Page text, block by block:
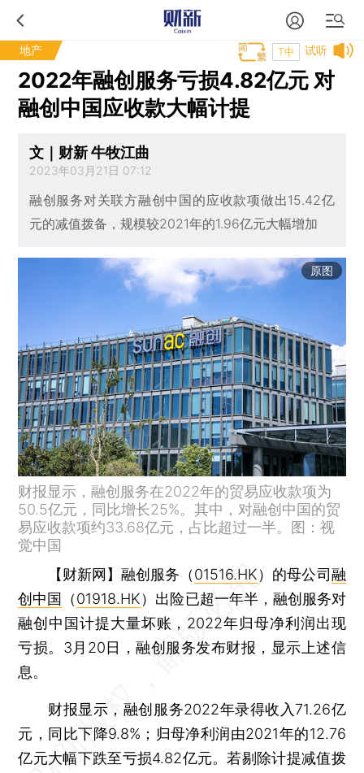
地产 试听
T中
2022年融创服务亏损4.82亿元 对
融创中国应收款大幅计提
文｜财新 牛牧江曲
2023年03月21日 07:12
融创服务对关联方融创中国的应收款项做出15.42亿
元的减值拨备，规模较2021年的1.96亿元大幅增加
原图
财报显示，融创服务在2022年的贸易应收款项为
50.5亿元，同比增长25%。其中，对融创中国的贸
易应收款项约33.68亿元，占比超过一半。图：视
觉中国
【财新网】 融创服务（01516.HK）的母公司融
创中国 （01918.HK）出险已超一年半，融创服务对
融创中国计提大量坏账，2022年归母净利润出现
亏损。3月20日，融创服务发布财报，显示上述信
息。
财报显示，融创服务2022年录得收入71.26亿
元，同比下降9.8%；归母净利润由2021年的12.76
亿元大幅下跌至亏损4.82亿元。若剔除计提减值拨